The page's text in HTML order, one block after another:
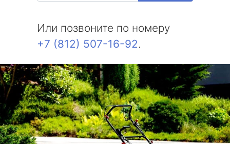
Или позвоните по номеру
+7 (812) 507-16-92.